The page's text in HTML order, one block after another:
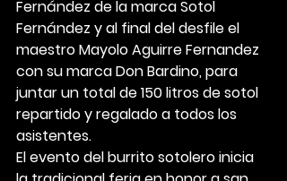
Fernández de la marca Sotol
Fernández y al final del desfile el
maestro Mayolo Aguirre Fernandez
con su marca Don Bardino, para
juntar un total de 150 litros de sotol
repartido y regalado a todos los
asistentes.
El evento del burrito sotolero inicia